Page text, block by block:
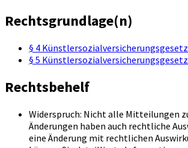
Rechtsgrundlage(n)
§ 4 Künstlersozialversicherungsgesetz
§ 5 Künstlersozialversicherungsgesetz
Rechtsbehelf
Widerspruch: Nicht alle Mitteilungen
Änderungen haben auch rechtliche
eine Änderung mit rechtlichen